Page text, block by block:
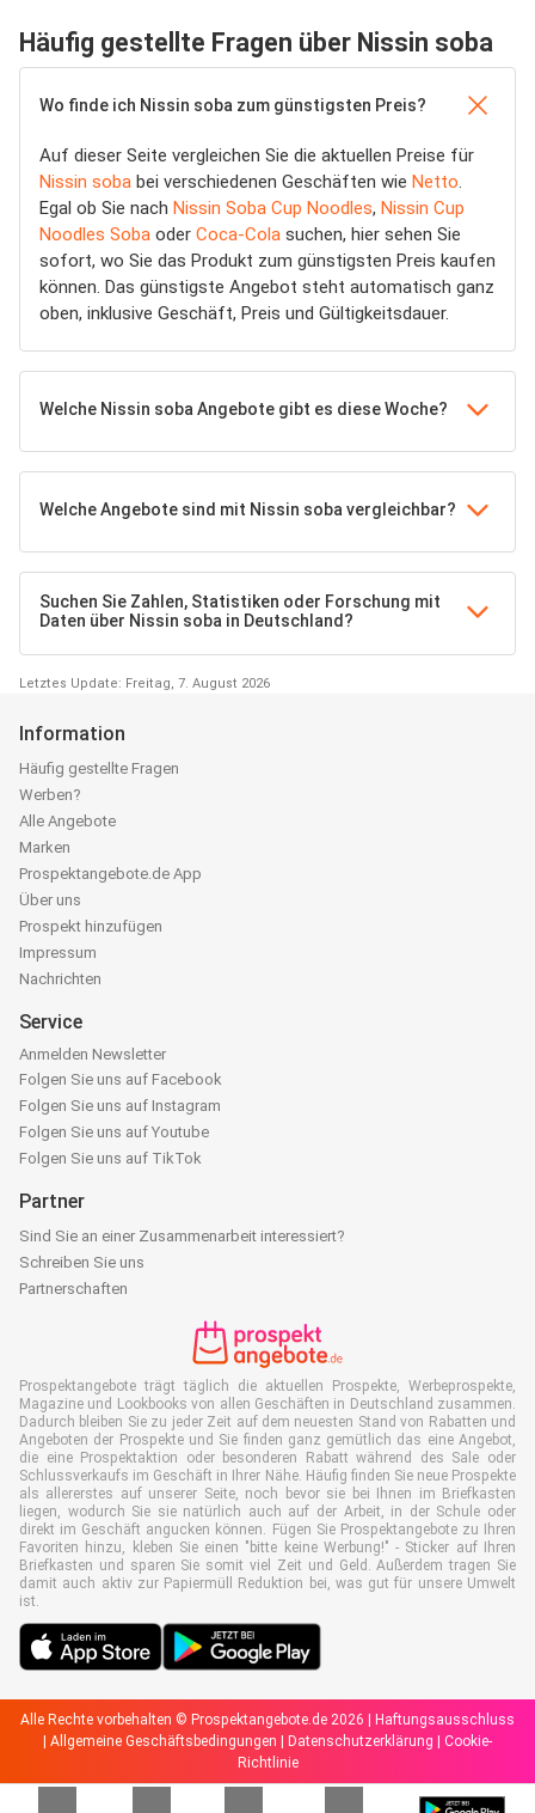
Häufig gestellte Fragen über Nissin soba
Wo finde ich Nissin soba zum günstigsten Preis?
Auf dieser Seite vergleichen Sie die aktuellen Preise für
Nissin soba bei verschiedenen Geschäften wie Netto
Egal ob Sie nach Nissin Soba Cup Noodles, Nissin Cup
Noodles Soba oder Coca-Cola suchen, hier sehen Sie
sofort, wo Sie das Produkt zum günstigsten Preis kaufen
können. Das günstigste Angebot steht automatisch ganz
oben, inklusive Geschäft, Preis und Gültigkeitsdauer.
Welche Nissin soba Angebote gibt es diese Woche?
Welche Angebote sind mit Nissin soba vergleichbar?
Suchen Sie Zahlen, Statistiken oder Forschung mit
Daten über Nissin soba in Deutschland?
Letztes Update: Freitag, 7. August 2026
Information
Häufig gestellte Fragen
Werben?
Alle Angebote
Marken
Prospektangebote.de App
Über uns
Prospekt hinzufügen
Impressum
Nachrichten
Service
Anmelden Newsletter
Folgen Sie uns auf Facebook
Folgen Sie uns auf Instagram
Folgen Sie uns auf Youtube
Folgen Sie uns auf TikTok
Partner
Sind Sie an einer Zusammenarbeit interessiert?
Schreiben Sie uns
Partnerschaften
Prospektangebote trägt täglich die aktuellen Prospekte, Werbeprospekte,
Magazine und Lookbooks von allen Geschäften in Deutschland zusammen.
Dadurch bleiben Sie zu jeder Zeit auf dem neuesten Stand von Rabatten und
Angeboten der Prospekte und Sie finden ganz gemütlich das eine Angebot,
die eine Prospektaktion oder besonderen Rabatt während des Sale oder
Schlussverkaufs im Geschäft in Ihrer Nähe. Häufig finden Sie neue Prospekte
als allererstes auf unserer Seite, noch bevor sie bei Ihnen im Briefkasten
liegen, wodurch Sie sie natürlich auch auf der Arbeit, in der Schule oder
direkt im Geschäft angucken können. Fügen Sie Prospektangebote zu Ihren
Favoriten hinzu, kleben Sie einen "bitte keine Werbung!" - Sticker auf Ihren
Briefkasten und sparen Sie somit viel Zeit und Geld. Außerdem tragen Sie
damit auch aktiv zur Papiermüll Reduktion bei, was gut für unsere Umwelt
ist.
Alle Rechte vorbehalten © Prospektangebote.de 2026 | Haftungsausschluss
| Allgemeine Geschäftsbedingungen | Datenschutzerklärung | Cookie-
Richtlinie